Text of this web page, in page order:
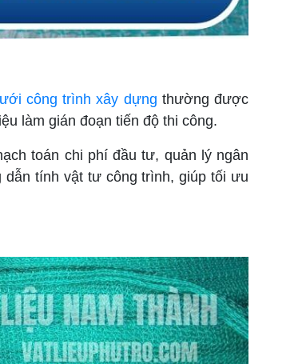
lưới công trình xây dựng thường được
làm gián đoạn tiến độ thi công.
toán chi phí đầu tư, quản lý ngân
tính vật tư công trình, giúp tối ưu